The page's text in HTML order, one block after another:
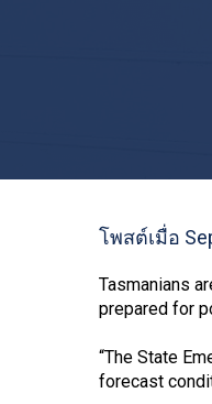
โพสต์เมื่อ
Tasmanians
prepared for
“The State
forecast